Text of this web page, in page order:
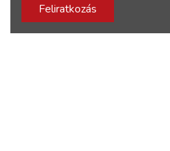
Feliratkozás